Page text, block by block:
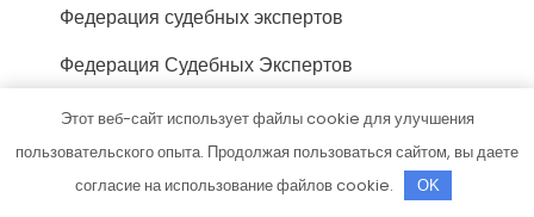
Федерация судебных экспертов
Федерация Судебных Экспертов
Федерация Судебных Экспертов, г. Кострома
Фонд-Эксперт, компания
Этот веб-сайт использует файлы cookie для улучшения
пользовательского опыта. Продолжая пользоваться сайтом, вы даете
согласие на использование файлов cookie.
OK